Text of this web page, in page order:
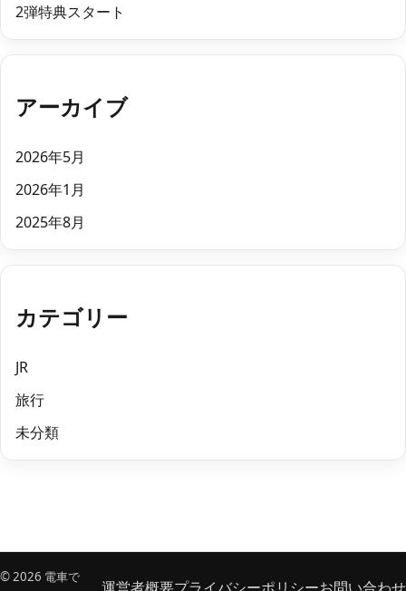
2弾特典スタート
アーカイブ
2026年5月
2026年1月
2025年8月
カテゴリー
JR
旅行
未分類
© 2026 電車で